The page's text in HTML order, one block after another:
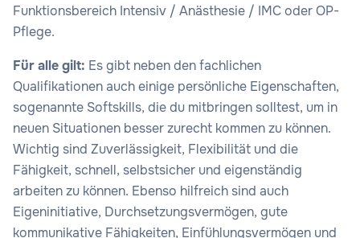
Funktionsbereich Intensiv / Anästhesie / IMC oder OP-
Pflege.
Für alle gilt: Es gibt neben den fachlichen
Qualifikationen auch einige persönliche Eigenschaften,
sogenannte Softskills, die du mitbringen solltest, um in
neuen Situationen besser zurecht kommen zu können.
Wichtig sind Zuverlässigkeit, Flexibilität und die
Fähigkeit, schnell, selbstsicher und eigenständig
arbeiten zu können. Ebenso hilfreich sind auch
Eigeninitiative, Durchsetzungsvermögen, gute
kommunikative Fähigkeiten, Einfühlungsvermögen und